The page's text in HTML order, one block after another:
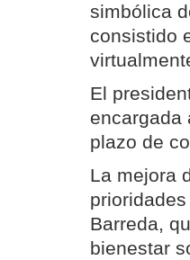
simbólica
consistido
El
encargada
plazo de
La mejora
Barreda,
bienestar